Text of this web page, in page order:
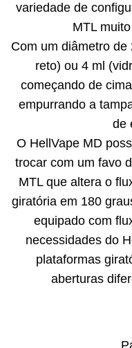
variedade de
MTL
Com um diâmetro
reto) ou 4 ml
começando de
empurrando a
de
O HellVape MD
trocar com um favo
MTL que altera o
giratória em 180
equipado com
necessidades do
plataformas
aberturas